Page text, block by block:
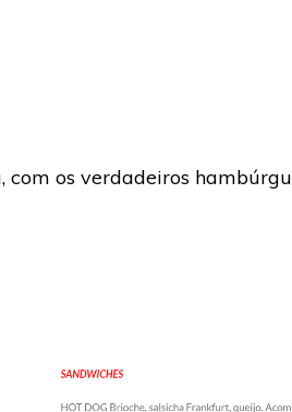
os verdadeiros